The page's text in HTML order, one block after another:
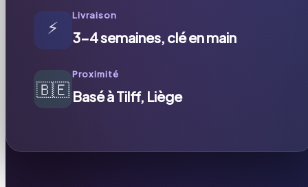
⚡
Livraison
3-4 semaines, clé en main
🇧🇪
Proximité
Basé à Tilff, Liège